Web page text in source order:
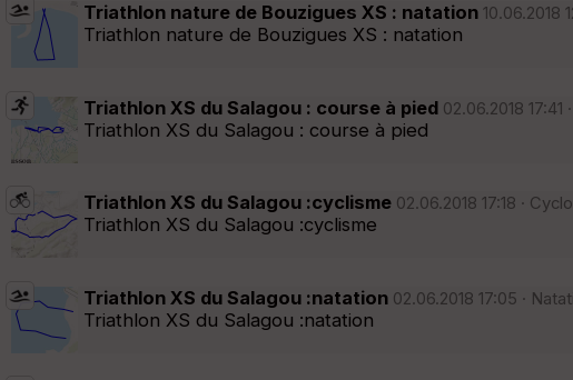
Triathlon nature de Bouzigues XS : natation 10.06.2018
Triathlon nature de Bouzigues XS : natation
Triathlon XS du Salagou : course à pied 02.06.2018
Triathlon XS du Salagou : course à pied
Triathlon XS du Salagou :cyclisme 02.06.2018 17:18 ·
Triathlon XS du Salagou :cyclisme
Triathlon XS du Salagou :natation 02.06.2018 17:05 ·
Triathlon XS du Salagou :natation